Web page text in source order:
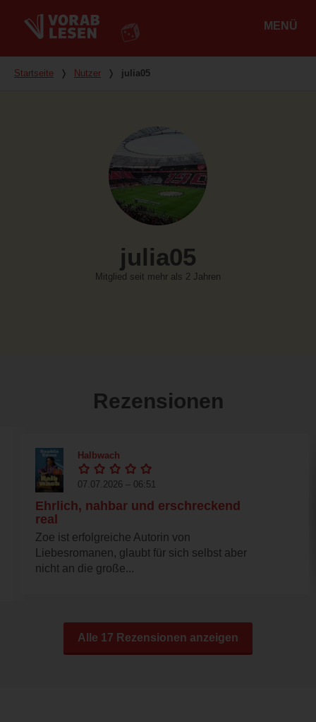
MENÜ
Du bist hier
Startseite ❭ Nutzer ❭ julia05
julia05
Mitglied seit mehr als 2 Jahren
Rezensionen
Halbwach
07.07.2026 – 06:51
Ehrlich, nahbar und erschreckend
real
Zoe ist erfolgreiche Autorin von
Liebesromanen, glaubt für sich selbst aber
nicht an die große...
Alle 17 Rezensionen anzeigen